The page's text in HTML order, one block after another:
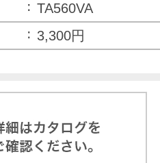
TA560VA
3,300円